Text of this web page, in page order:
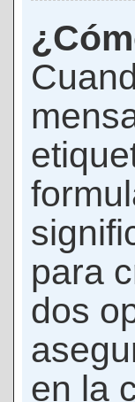
para
dos
en la